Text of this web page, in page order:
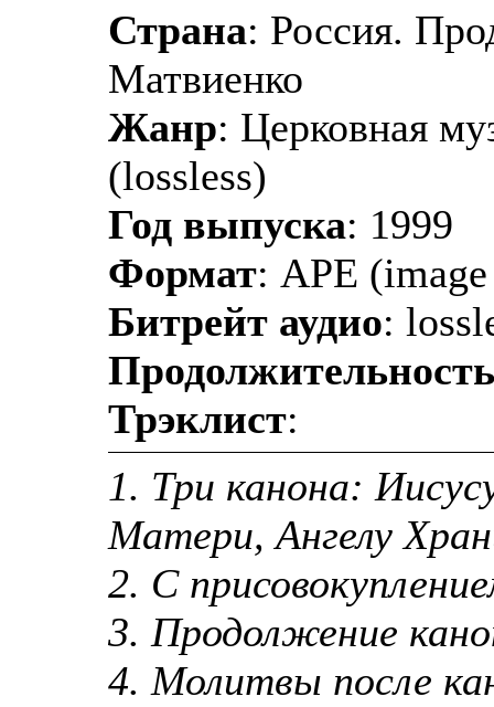
Страна: Россия.
Матвиенко
Жанр: Церковная
(lossless)
Год выпуска: 1999
Формат: APE
Битрейт аудио:
Продолжительность
Трэклист:
1. Три канона:
Матери, Ангелу
2. С
3. Продолжение
4. Молитвы после